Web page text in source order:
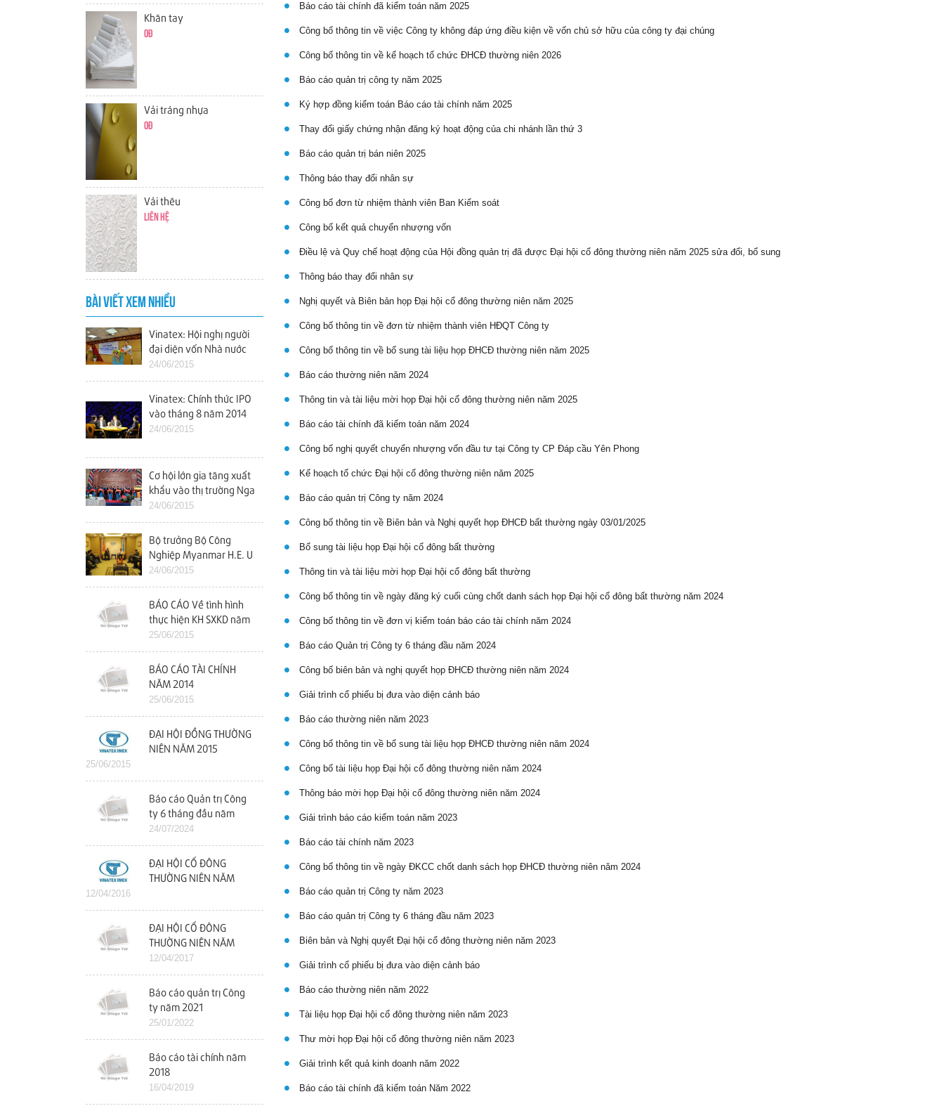
Khăn tay
0đ
Vải tráng nhựa
0đ
Vải thêu
Liên hệ
BÀI VIẾT XEM NHIỀU
Vinatex: Hội nghị người
đại diện vốn Nhà nước
tại các doanh nghiệp
24/06/2015
Vinatex: Chính thức IPO
vào tháng 8 năm 2014
24/06/2015
Cơ hội lớn gia tăng xuất
khẩu vào thị trường Nga
24/06/2015
Bộ trưởng Bộ Công
Nghiệp Myanmar H.E. U
Maung Myint Thăm và
làm việc với Vinatex
24/06/2015
BÁO CÁO Về tình hình
thực hiện KH SXKD năm
2014 và kế hoạch năm
2015
25/06/2015
BÁO CÁO TÀI CHÍNH
NĂM 2014
25/06/2015
ĐẠI HỘI ĐỒNG THƯỜNG
NIÊN NĂM 2015
25/06/2015
Báo cáo Quản trị Công
ty 6 tháng đầu năm
2024
24/07/2024
ĐẠI HỘI CỔ ĐÔNG
THƯỜNG NIÊN NĂM
12/04/2016
ĐẠI HỘI CỔ ĐÔNG
THƯỜNG NIÊN NĂM
2017
12/04/2017
Báo cáo quản trị Công
ty năm 2021
25/01/2022
Báo cáo tài chính năm
2018
16/04/2019
Báo cáo tài chính đã kiểm toán năm 2025
Công bố thông tin về việc Công ty không đáp ứng điều kiện về vốn chủ sở hữu của công ty đại chúng
Công bố thông tin về kế hoạch tổ chức ĐHCĐ thường niên 2026
Báo cáo quản trị công ty năm 2025
Ký hợp đồng kiểm toán Báo cáo tài chính năm 2025
Thay đổi giấy chứng nhận đăng ký hoạt động của chi nhánh lần thứ 3
Báo cáo quản trị bán niên 2025
Thông báo thay đổi nhân sự
Công bố đơn từ nhiệm thành viên Ban Kiểm soát
Công bố kết quả chuyển nhượng vốn
Điều lệ và Quy chế hoạt động của Hội đồng quản trị đã được Đại hội cổ đông thường niên năm 2025 sửa đổi, bổ sung
Thông báo thay đổi nhân sự
Nghị quyết và Biên bản họp Đại hội cổ đông thường niên năm 2025
Công bố thông tin về đơn từ nhiệm thành viên HĐQT Công ty
Công bố thông tin về bổ sung tài liệu họp ĐHCĐ thường niên năm 2025
Báo cáo thường niên năm 2024
Thông tin và tài liệu mời họp Đại hội cổ đông thường niên năm 2025
Báo cáo tài chính đã kiểm toán năm 2024
Công bố nghị quyết chuyển nhượng vốn đầu tư tại Công ty CP Đáp cầu Yên Phong
Kế hoạch tổ chức Đại hội cổ đông thường niên năm 2025
Báo cáo quản trị Công ty năm 2024
Công bố thông tin về Biên bản và Nghị quyết họp ĐHCĐ bất thường ngày 03/01/2025
Bổ sung tài liệu họp Đại hội cổ đông bất thường
Thông tin và tài liệu mời họp Đại hội cổ đông bất thường
Công bố thông tin về ngày đăng ký cuối cùng chốt danh sách họp Đại hội cổ đông bất thường năm 2024
Công bố thông tin về đơn vị kiểm toán báo cáo tài chính năm 2024
Báo cáo Quản trị Công ty 6 tháng đầu năm 2024
Công bố biên bản và nghị quyết họp ĐHCĐ thường niên năm 2024
Giải trình cổ phiếu bị đưa vào diện cảnh báo
Báo cáo thường niên năm 2023
Công bố thông tin về bổ sung tài liệu họp ĐHCĐ thường niên năm 2024
Công bố tài liệu họp Đại hội cổ đông thường niên năm 2024
Thông báo mời họp Đại hội cổ đông thường niên năm 2024
Giải trình báo cáo kiểm toán năm 2023
Báo cáo tài chính năm 2023
Công bố thông tin về ngày ĐKCC chốt danh sách họp ĐHCĐ thường niên năm 2024
Báo cáo quản trị Công ty năm 2023
Báo cáo quản trị Công ty 6 tháng đầu năm 2023
Biên bản và Nghị quyết Đại hội cổ đông thường niên năm 2023
Giải trình cổ phiếu bị đưa vào diện cảnh báo
Báo cáo thường niên năm 2022
Tài liệu họp Đại hội cổ đông thường niên năm 2023
Thư mời họp Đại hội cổ đông thường niên năm 2023
Giải trình kết quả kinh doanh năm 2022
Báo cáo tài chính đã kiểm toán Năm 2022